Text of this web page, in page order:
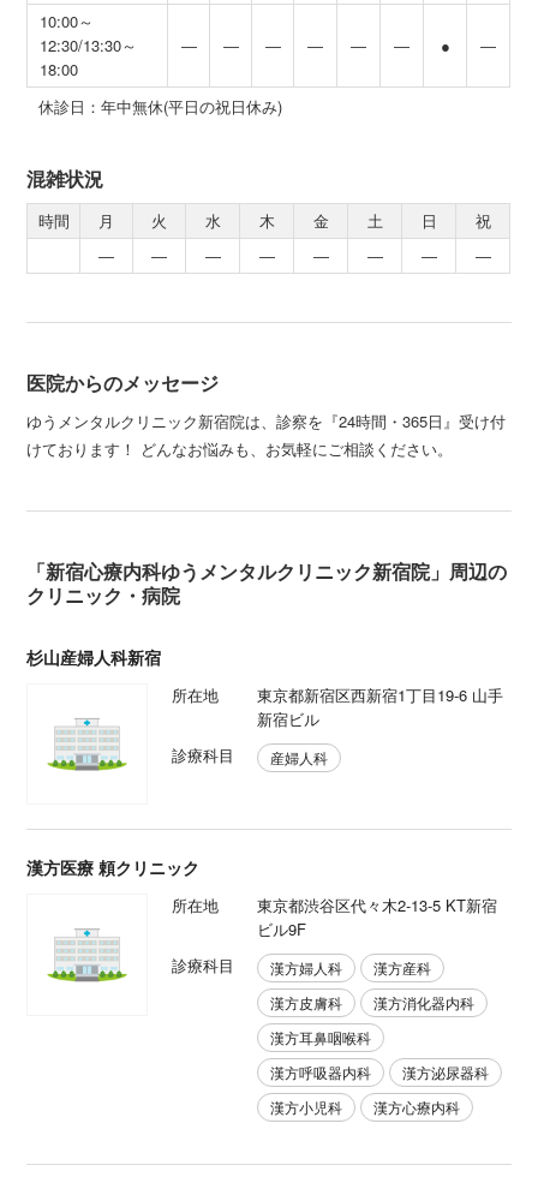
10:00～
12:30/13:30～
18:00
― ― ― ― ― ― ● ―
休診日：年中無休(平日の祝日休み)
混雑状況
時間 月 火 水 木 金 土 日
祝
―
― ― ― ― ― ― ―
医院からのメッセージ
ゆうメンタルクリニック新宿院は、診察を『24時間・365日』受け付
けております！ どんなお悩みも、お気軽にご相談ください。
「新宿心療内科ゆうメンタルクリニック新宿院」周辺の
クリニック・病院
杉山産婦人科新宿
所在地
東京都新宿区西新宿1丁目19-6 山手
新宿ビル
診療科目
産婦人科
漢方医療 頼クリニック
所在地
東京都渋谷区代々木2-13-5 KT新宿
ビル9F
診療科目
漢方婦人科
漢方産科
漢方皮膚科
漢方消化器内科
漢方耳鼻咽喉科
漢方呼吸器内科
漢方泌尿器科
漢方小児科
漢方心療内科